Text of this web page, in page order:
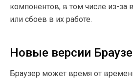
компонентов, в том числе из-
или сбоев в их работе.
Новые версии
Браузер может время от